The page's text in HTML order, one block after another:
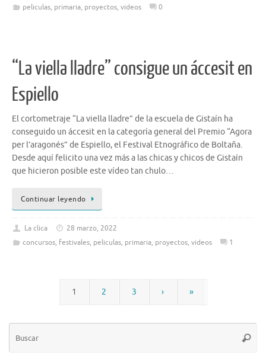
peliculas, primaria, proyectos, videos 0
“La viella lladre” consigue un áccesit en
Espiello
El cortometraje “La viella lladre” de la escuela de Gistaín ha
conseguido un áccesit en la categoría general del Premio “Agora
per l’aragonés” de Espiello, el Festival Etnográfico de Boltaña.
Desde aquí felicito una vez más a las chicas y chicos de Gistaín
que hicieron posible este vídeo tan chulo…
Continuar leyendo
La clica
28 marzo, 2022
concursos, festivales, peliculas, primaria, proyectos, videos 1
1 2 3 › »